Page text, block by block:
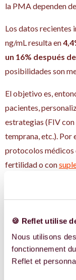
🍪 Reflet utilise
Nous utilisons
fonctionnement
Reflet et
la PMA dependen
Los datos recientes
ng/mL resulta en
un 16% después
posibilidades son
El objetivo es,
pacientes,
estrategias (FIV
temprana, etc.). Por
protocolos médicos
fertilidad o con
y según
por las que
respuestas de la
especializado en el